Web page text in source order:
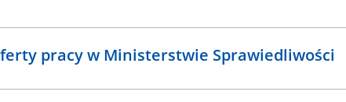
pracy w Ministerstwie Sprawiedliwości